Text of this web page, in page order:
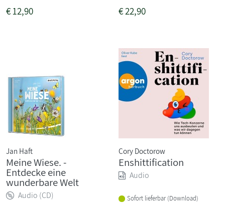
€12,90 €22,90
Jan Haft
Meine Wiese. -
Entdecke eine
wunderbare Welt
Audio (CD)
Cory Doctorow
Enshittification
Audio
Sofort lieferbar (Download)